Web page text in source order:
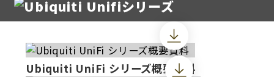
Ubiquiti UniFi シリーズ概要資料